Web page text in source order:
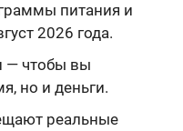
питания и
2026 года.
— чтобы вы
но и деньги.
реальные